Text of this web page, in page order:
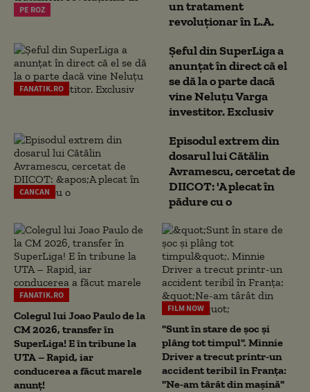
PE ROZ
un tratament
revoluționar în L.A.
FANATIK.RO
Șeful din SuperLiga a
anunțat în direct că el
se dă la o parte dacă
vine Neluțu Varga
investitor. Exclusiv
CANCAN
Episodul extrem din
dosarul lui Cătălin
Avramescu, cercetat de
DIICOT: 'A plecat în
pădure cu o
FANATIK.RO
Colegul lui Joao Paulo de la
CM 2026, transfer în
SuperLiga! E în tribune la
UTA – Rapid, iar
conducerea a făcut marele
anunț!
FILM NOW
"Sunt în stare de șoc și
plâng tot timpul". Minnie
Driver a trecut printr-un
accident teribil în Franța:
"Ne-am târât din mașină"